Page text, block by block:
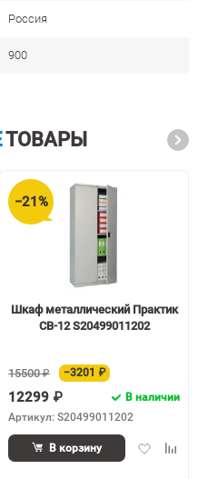
Россия
900
ТОВАРЫ
−21%
Шкаф металлический Практик
СВ-12 S20499011202
15500 ₽ −3201 ₽
12299 ₽
В наличии
Артикул: S20499011202
Добавить
В корзину